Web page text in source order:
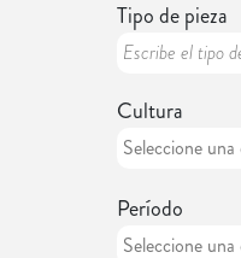
Tipo de pieza
Cultura
Período